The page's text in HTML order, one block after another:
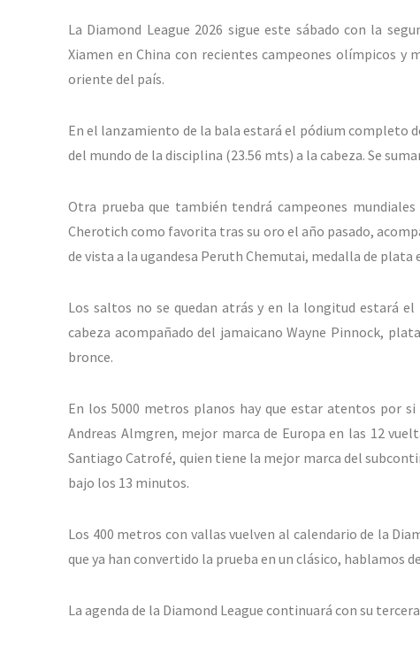
La Diamond League 2026 sigue este sábado con la
Xiamen en China con recientes campeones olímpicos
oriente del país.
En el lanzamiento de la bala estará el pódium completo
del mundo de la disciplina (23.56 mts) a la cabeza. Se
Otra prueba que también tendrá campeones
Cherotich como favorita tras su oro el año pasado,
de vista a la ugandesa Peruth Chemutai, medalla de plata
Los saltos no se quedan atrás y en la longitud estará
cabeza acompañado del jamaicano Wayne Pinnock,
bronce.
En los 5000 metros planos hay que estar atentos por
Andreas Almgren, mejor marca de Europa en las 12
Santiago Catrofé, quien tiene la mejor marca del
bajo los 13 minutos.
Los 400 metros con vallas vuelven al calendario de la
que ya han convertido la prueba en un clásico, hablamos
La agenda de la Diamond League continuará con su